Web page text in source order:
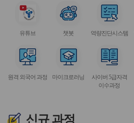
서
스
이
콘
유튜브
서
스
이
콘
챗봇
서
스
이
콘
역량진단시스템
서
스
원격 외국어 과정
서
스
마이크로러닝
서
스
아
사이버 5급자격
이수과정
신규 과정